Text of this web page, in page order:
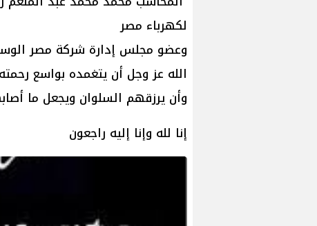
لكهرباء مصر
وعضو مجلس إدارة شركة مصر
الله عز وجل أن يتغمده بواسع
وأن يرزقهم السلوان ويجعل ما
إنا لله وإنا إليه راجعون